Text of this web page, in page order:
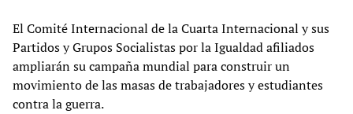
El Comité Internacional de la Cuarta Internacional y sus
Partidos y Grupos Socialistas por la Igualdad afiliados
ampliarán su campaña mundial para construir un
movimiento de las masas de trabajadores y estudiantes
contra la guerra.